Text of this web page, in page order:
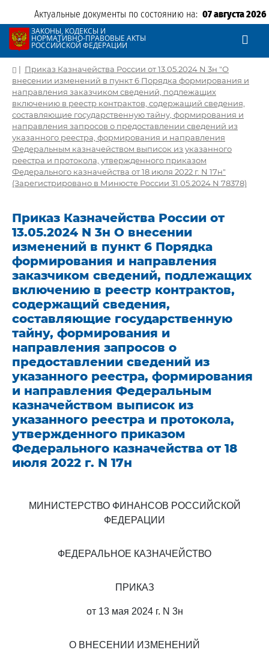
Актуальные документы по состоянию на: 07 августа 2026
ЗАКОНЫ, КОДЕКСЫ И
НОРМАТИВНО-ПРАВОВЫЕ АКТЫ
РОССИЙСКОЙ ФЕДЕРАЦИИ
| Приказ Казначейства России от 13.05.2024 N 3н "О
внесении изменений в пункт 6 Порядка формирования и
направления заказчиком сведений, подлежащих
включению в реестр контрактов, содержащий сведения,
составляющие государственную тайну, формирования и
направления запросов о предоставлении сведений из
указанного реестра, формирования и направления
Федеральным казначейством выписок из указанного
реестра и протокола, утвержденного приказом
Федерального казначейства от 18 июля 2022 г. N 17н"
(Зарегистрировано в Минюсте России 31.05.2024 N 78378)
Приказ Казначейства России от
13.05.2024 N 3н О внесении
изменений в пункт 6 Порядка
формирования и направления
заказчиком сведений, подлежащих
включению в реестр контрактов,
содержащий сведения,
составляющие государственную
тайну, формирования и
направления запросов о
предоставлении сведений из
указанного реестра, формирования
и направления Федеральным
казначейством выписок из
указанного реестра и протокола,
утвержденного приказом
Федерального казначейства от 18
июля 2022 г. N 17н
МИНИСТЕРСТВО ФИНАНСОВ РОССИЙСКОЙ
ФЕДЕРАЦИИ
ФЕДЕРАЛЬНОЕ КАЗНАЧЕЙСТВО
ПРИКАЗ
от 13 мая 2024 г. N 3н
О ВНЕСЕНИИ ИЗМЕНЕНИЙ